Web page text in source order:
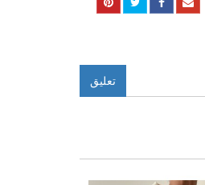
تعليق